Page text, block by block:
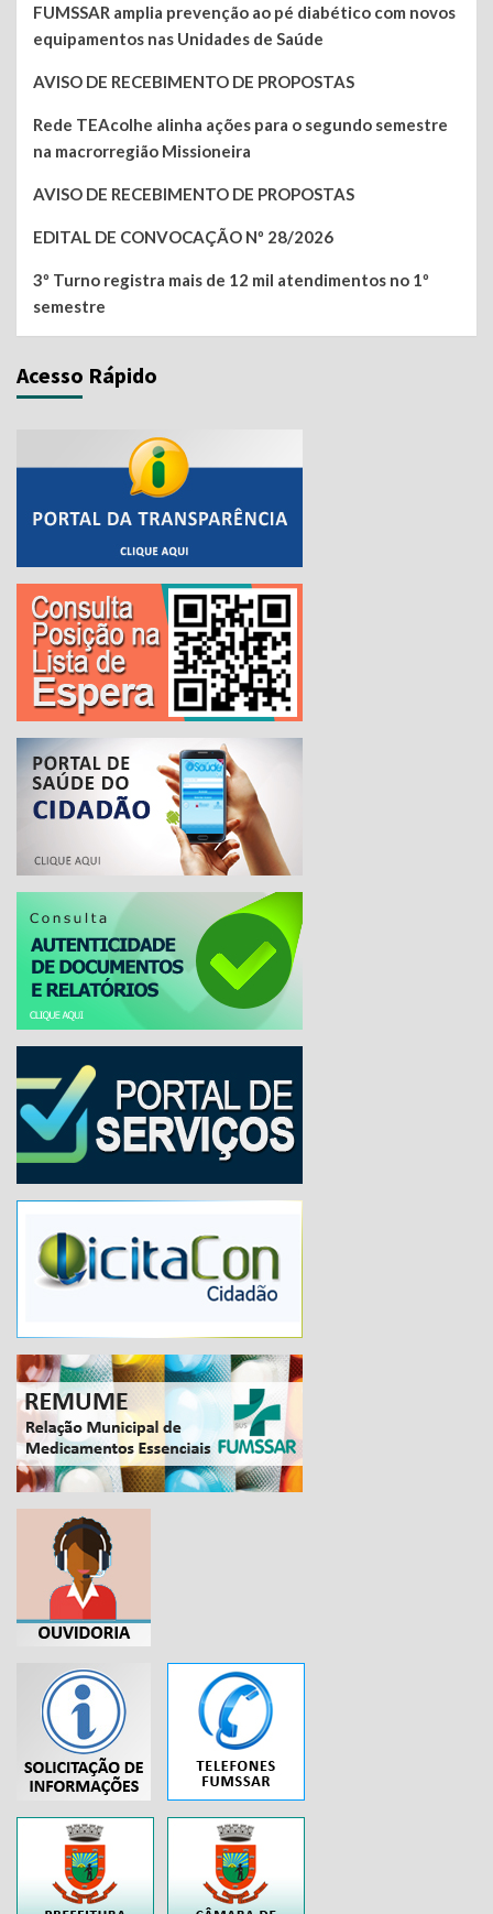
FUMSSAR amplia prevenção ao pé diabético com novos
equipamentos nas Unidades de Saúde
AVISO DE RECEBIMENTO DE PROPOSTAS
Rede TEAcolhe alinha ações para o segundo semestre
na macrorregião Missioneira
AVISO DE RECEBIMENTO DE PROPOSTAS
EDITAL DE CONVOCAÇÃO Nº 28/2026
3º Turno registra mais de 12 mil atendimentos no 1º
semestre
Acesso Rápido